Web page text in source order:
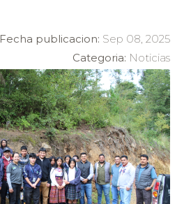
Fecha publicacion: Sep 08, 2025
Categoria: Noticias